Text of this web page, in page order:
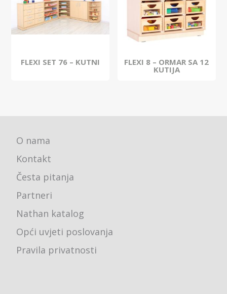
FLEXI SET 76 – KUTNI FLEXI 8 – ORMAR SA 12
KUTIJA
O nama
Kontakt
Česta pitanja
Partneri
Nathan katalog
Opći uvjeti poslovanja
Pravila privatnosti